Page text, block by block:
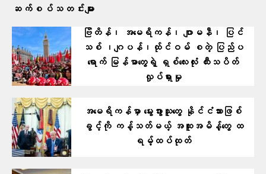
ဆက်စပ်သတင်းများ
ဗြိတိန်၊ အမေရိကန်၊ ဂျာမနီ၊ ပြင်
သစ် ၊ဂျပန်၊ထ်ုင်ဝမ် စတဲ့ ပြ​ည်ပ
ရောက် မြန်မာတွေရဲ့ ရှစ်လေးလုံး ထီးသပိတ်
လှုပ်ရှားမှု
အမေရိကန်မှာ မွေးဖွားသူတွေ နိုင်ငံသားဖြစ်
ခွင့်ကို ကန့်သတ်မယ့် အထူးအမိန့်တွေ ထ
ရမ့်ထပ်ထုတ်